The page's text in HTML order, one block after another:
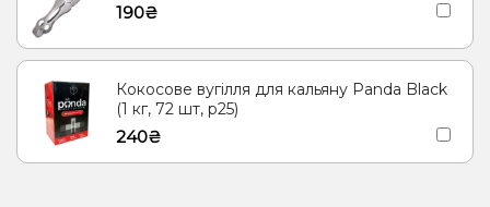
190₴
Кокосове вугілля для кальяну Panda Black
(1 кг, 72 шт, р25)
240₴